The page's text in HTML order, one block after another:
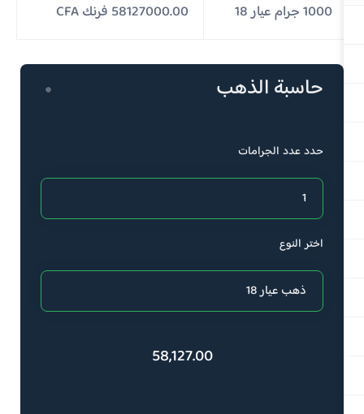
1000 جرام عيار 18 58127000.00 فرنك CFA
حاسبة الذهب
حدد عدد الجرامات
اختر النوع
58,127.00